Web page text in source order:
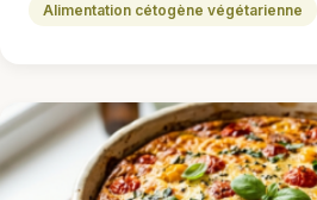
Alimentation cétogène végétarienne